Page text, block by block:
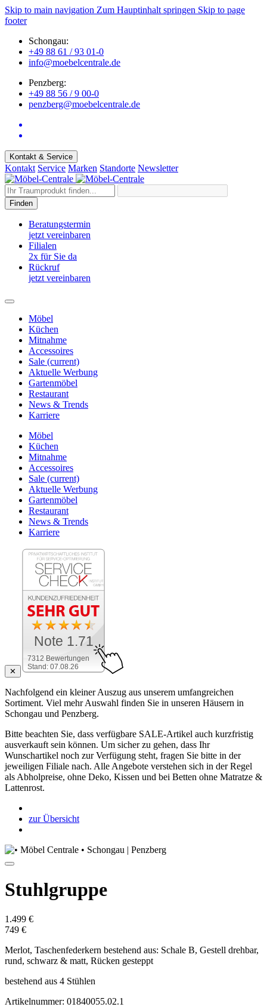
Skip to main navigation Zum Hauptinhalt springen Skip to page
footer
Schongau:
+49 88 61 / 93 01-0
info@moebelcentrale.de
Penzberg:
+49 88 56 / 9 00-0
penzberg@moebelcentrale.de
Kontakt & Service
Kontakt Service Marken Standorte Newsletter
Finden
Beratungstermin
jetzt vereinbaren
Filialen
2x für Sie da
Rückruf
jetzt vereinbaren
Möbel
Küchen
Mitnahme
Accessoires
Sale (current)
Aktuelle Werbung
Gartenmöbel
Restaurant
News & Trends
Karriere
Möbel
Küchen
Mitnahme
Accessoires
Sale (current)
Aktuelle Werbung
Gartenmöbel
Restaurant
News & Trends
Karriere
✕
7312 Bewertungen
Stand: 07.08.26
Note 1.71
Nachfolgend ein kleiner Auszug aus unserem umfangreichen
Sortiment. Viel mehr Auswahl finden Sie in unseren Häusern in
Schongau und Penzberg.
Bitte beachten Sie, dass verfügbare SALE-Artikel auch kurzfristig
ausverkauft sein können. Um sicher zu gehen, dass Ihr
Wunschartikel noch zur Verfügung steht, fragen Sie bitte in der
jeweiligen Filiale nach. Alle Angebote verstehen sich in der Regel
als Abholpreise, ohne Deko, Kissen und bei Betten ohne Matratze &
Lattenrost.
zur Übersicht
Stuhlgruppe
1.499 €
749 €
Merlot, Taschenfederkern bestehend aus: Schale B, Gestell drehbar,
rund, schwarz & matt, Rücken gesteppt
bestehend aus 4 Stühlen
Artikelnummer: 01840055.02.1